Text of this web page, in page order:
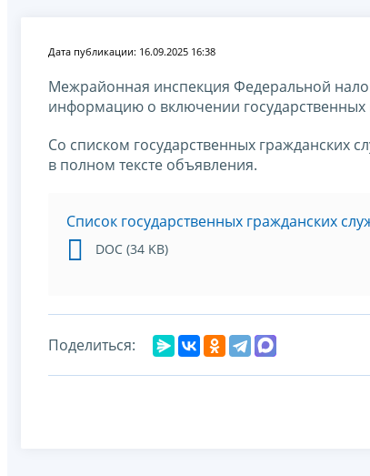
Дата публикации: 16.09.2025 16:38
Межрайонная инспекция Федеральной
информацию о включении
Со списком государственных гражданских
в полном тексте объявления.
Список государственных гражданских
DOC (34 KB)
Поделиться: